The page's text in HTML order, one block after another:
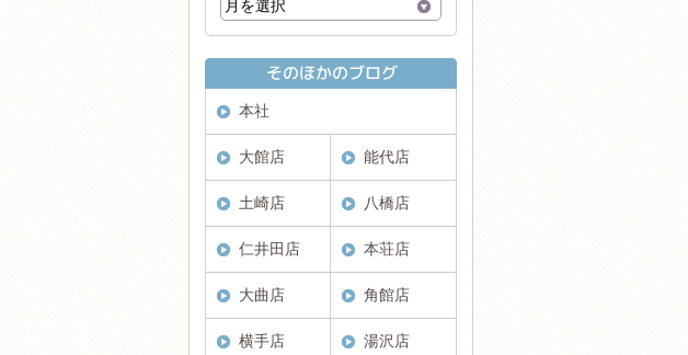
本社
大館店 能代店
土崎店 八橋店
仁井田店 本荘店
大曲店 角館店
横手店 湯沢店